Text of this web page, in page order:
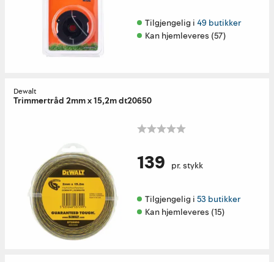
Tilgjengelig i 49 butikker
Kan hjemleveres (57)
Dewalt
Trimmertråd 2mm x 15,2m dt20650
139 pr. stykk
Tilgjengelig i 53 butikker
Kan hjemleveres (15)